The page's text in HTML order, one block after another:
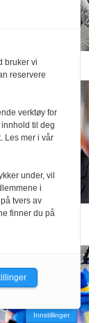
Innstillinger
bruker vi
reservere
verktøy for
til deg
Les mer i vår
under, vil
i
tvers av
finner du på